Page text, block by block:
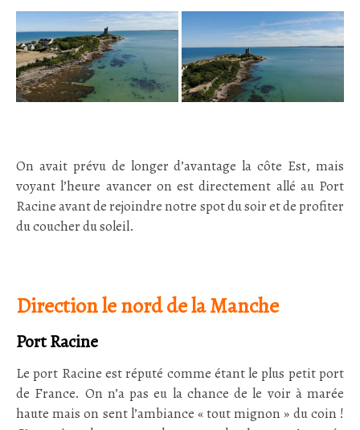
On avait prévu de longer d’avantage la côte Est, mais
voyant l’heure avancer on est directement allé au Port
Racine avant de rejoindre notre spot du soir et de profiter
du coucher du soleil.
Direction le nord de la Manche
Port Racine
Le port Racine est réputé comme étant le plus petit port
de France. On n’a pas eu la chance de le voir à marée
haute mais on sent l’ambiance « tout mignon » du coin !